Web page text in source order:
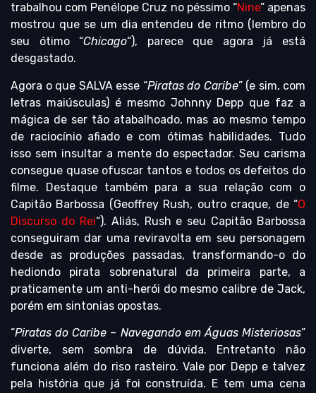
trabalhou com Penélope Cruz no péssimo “Nine” apenas
mostrou que se um dia entendeu de ritmo (lembro do
seu ótimo “Chicago“), parece que agora já está
desgastado.
Agora o que SALVA esse “Piratas do Caribe” (e sim, com
letras maiúsculas) é mesmo Johnny Depp que faz a
mágica de ser tão atabalhoado, mas ao mesmo tempo
de raciocínio afiado e com ótimas habilidades. Tudo
isso sem insultar a mente do espectador. Seu carisma
consegue quase ofuscar tantos e todos os defeitos do
filme. Destaque também para a sua relação com o
Capitão Barbossa (Geoffrey Rush, outro craque, de “O
Discurso do Rei“). Aliás, Rush e seu Capitão Barbossa
conseguiram dar uma reviravolta em seu personagem
desde as produções passadas, transformando-o do
hediondo pirata sobrenatural da primeira parte, a
praticamente um anti-herói do mesmo calibre de Jack,
porém em sintonias opostas.
“Piratas do Caribe – Navegando em Águas Misteriosas”
diverte, sem sombra de dúvida. Entretanto não
funciona além do riso rasteiro. Vale por Depp e talvez
pela história que já foi construída. E tem uma cena